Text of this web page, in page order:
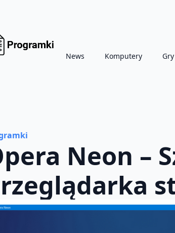
News Komputery Gry
Neon –